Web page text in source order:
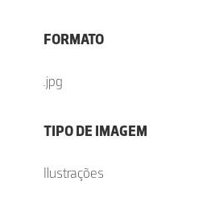
FORMATO
.jpg
TIPO DE IMAGEM
Ilustrações